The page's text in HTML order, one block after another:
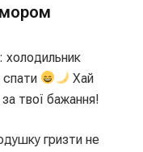
холодильник
Хай
твої бажання!
гризти не